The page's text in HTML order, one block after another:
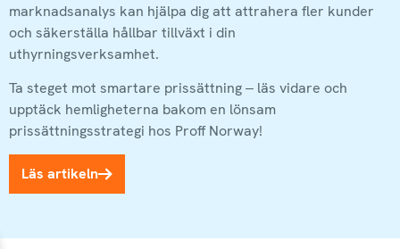
marknadsanalys kan hjälpa dig att attrahera fler kunder
och säkerställa hållbar tillväxt i din
uthyrningsverksamhet.
Ta steget mot smartare prissättning – läs vidare och
upptäck hemligheterna bakom en lönsam
prissättningsstrategi hos Proff Norway!
Läs artikeln